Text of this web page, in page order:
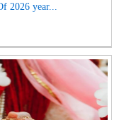
2026 year...